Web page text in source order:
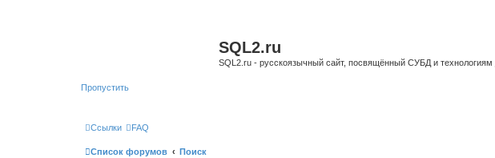
SQL2.ru
SQL2.ru - русскоязычный сайт, посвящённый СУБД и технологиям
Пропустить
Ссылки FAQ
Список форумов Поиск